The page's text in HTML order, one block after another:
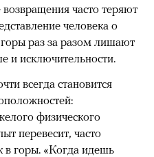
часто теряют
человека о
раз за разом лишают
и исключительности.
всегда становится
физического
перевесит, часто
в горы. «Когда идешь